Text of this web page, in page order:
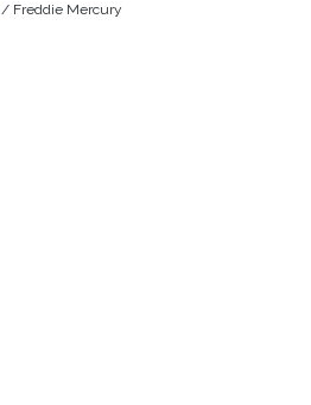
/ Freddie Mercury